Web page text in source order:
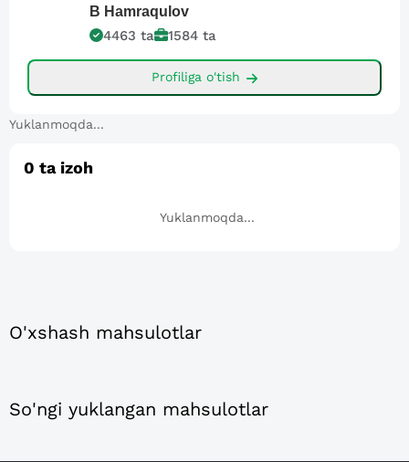
B Hamraqulov
4463 ta 1584 ta
Profiliga o'tish
Yuklanmoqda...
0 ta izoh
Yuklanmoqda...
O'xshash mahsulotlar
So'ngi yuklangan mahsulotlar